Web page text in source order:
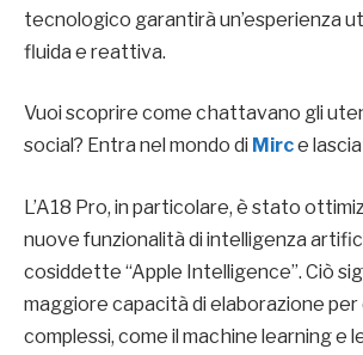
tecnologico garantirà un’esperienza
fluida e reattiva.
Vuoi scoprire come chattavano gli
social? Entra nel mondo di Mirce
L’A18 Pro, in particolare, è stato
nuove funzionalità di intelligenza
cosiddette “Apple Intelligence”. Ciò
maggiore capacità di elaborazione per
complessi, come il machine learning e